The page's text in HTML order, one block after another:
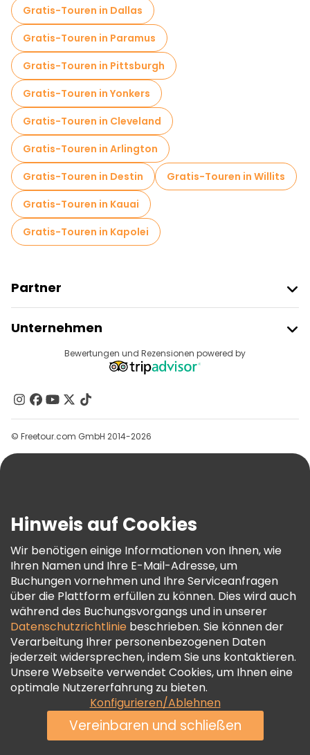
Gratis-Touren in Dallas
Gratis-Touren in Paramus
Gratis-Touren in Pittsburgh
Gratis-Touren in Yonkers
Gratis-Touren in Cleveland
Gratis-Touren in Arlington
Gratis-Touren in Destin
Gratis-Touren in Willits
Gratis-Touren in Kauai
Gratis-Touren in Kapolei
Partner
Anbieter-Anmeldung
Affiliate-Programm
Unternehmen
Reiseziele
Kontakt
Gruppen
Hilfe
AGB Und Rechtliches
Cookie-Richtlinie
Freetour Auszeichnungen
Treueprogramm
Bewertungen und Rezensionen powered by
© Freetour.com GmbH 2014-2026
Hinweis auf Cookies
Wir benötigen einige Informationen von Ihnen, wie
Ihren Namen und Ihre E-Mail-Adresse, um
Buchungen vornehmen und Ihre Serviceanfragen
über die Plattform erfüllen zu können. Dies wird auch
während des Buchungsvorgangs und in unserer
Datenschutzrichtlinie beschrieben. Sie können der
Verarbeitung Ihrer personenbezogenen Daten
jederzeit widersprechen, indem Sie uns kontaktieren.
Unsere Webseite verwendet Cookies, um Ihnen eine
optimale Nutzererfahrung zu bieten.
Konfigurieren/Ablehnen
Vereinbaren und schließen